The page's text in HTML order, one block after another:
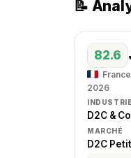
📝
82.6
2026
INDUSTRIE
D2C &
MARCHÉ
D2C